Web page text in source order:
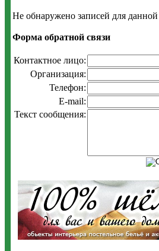
Не обнаружено записей для
Форма обратной связи
Контактное лицо:
Организация:
Телефон:
E-mail:
Текст сообщения: